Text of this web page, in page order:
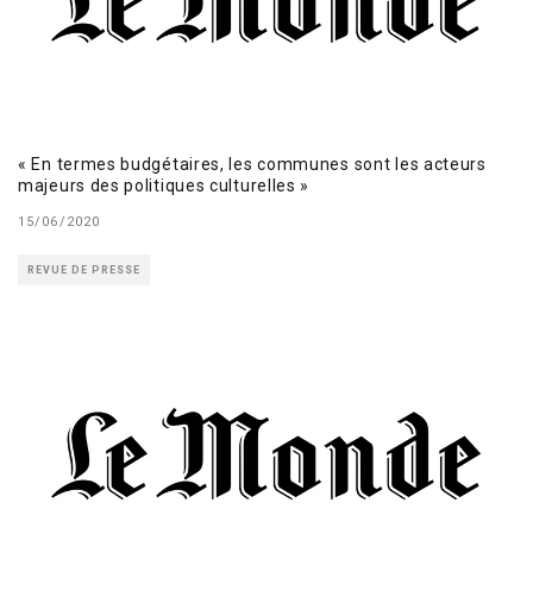
« En termes budgétaires, les communes sont les acteurs
majeurs des politiques culturelles »
15/06/2020
REVUE DE PRESSE